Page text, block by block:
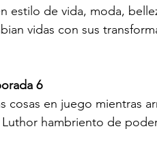
estilo de vida, moda,
vidas con sus
6
cosas en juego mientras
hambriento de